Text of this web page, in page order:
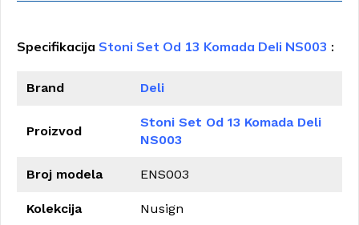
Specifikacija Stoni Set Od 13 Komada Deli NS003 :
Brand Deli
Proizvod
Stoni Set Od 13 Komada Deli
NS003
Broj modela ENS003
Kolekcija Nusign